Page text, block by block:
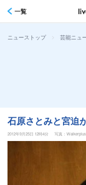
一覧
ニューストップ > 芸能ニュ
石原さとみと宮迫
2012年9月25日 12時4分 写真：Walkerplus